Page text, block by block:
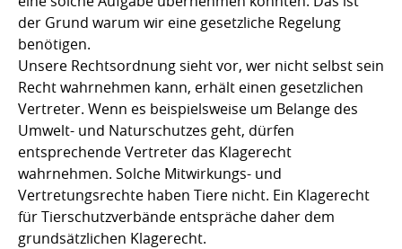
der Grund warum wir eine gesetzliche Regelung
benötigen.
Unsere Rechtsordnung sieht vor, wer nicht selbst sein
Recht wahrnehmen kann, erhält einen gesetzlichen
Vertreter. Wenn es beispielsweise um Belange des
Umwelt- und Naturschutzes geht, dürfen
entsprechende Vertreter das Klagerecht
wahrnehmen. Solche Mitwirkungs- und
Vertretungsrechte haben Tiere nicht. Ein Klagerecht
für Tierschutzverbände entspräche daher dem
grundsätzlichen Klagerecht.